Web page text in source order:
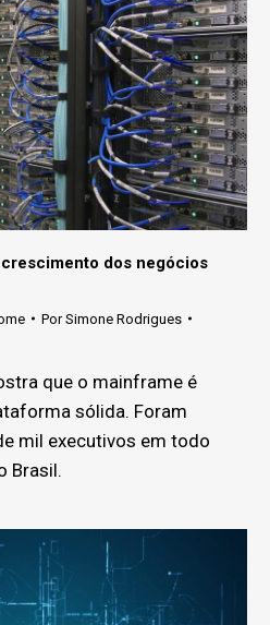
dos negócios
PorSimone Rodrigues
que o mainframe é
sólida. Foram
mil executivos em todo
Brasil.